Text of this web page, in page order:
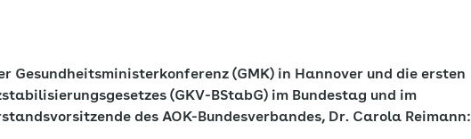
Gesundheitsministerkonferenz (GMK) in Hannover und die ersten
(GKV-BStabG) im Bundestag und im
des AOK-Bundesverbandes, Dr. Carola Reimann: